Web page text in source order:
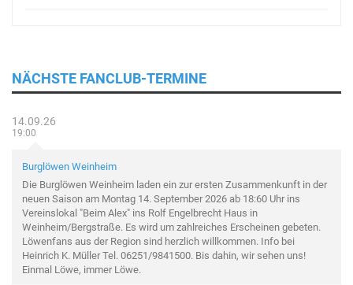
NÄCHSTE FANCLUB-TERMINE
14.09.26
19:00
Burglöwen Weinheim
Die Burglöwen Weinheim laden ein zur ersten Zusammenkunft in der
neuen Saison am Montag 14. September 2026 ab 18:60 Uhr ins
Vereinslokal "Beim Alex" ins Rolf Engelbrecht Haus in
Weinheim/Bergstraße. Es wird um zahlreiches Erscheinen gebeten.
Löwenfans aus der Region sind herzlich willkommen. Info bei
Heinrich K. Müller Tel. 06251/9841500. Bis dahin, wir sehen uns!
Einmal Löwe, immer Löwe.